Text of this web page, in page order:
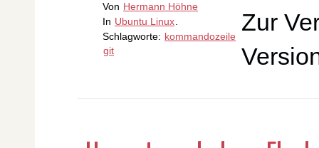
Von Hermann Höhne
In Ubuntu Linux.
Schlagworte: kommandozeile
git
Zur